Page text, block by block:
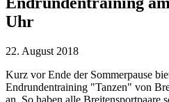
Uhr
22. August 2018
Kurz vor Ende der Sommerpause
Endrundentraining "Tanzen" von
an. So haben alle Breitensportpaare